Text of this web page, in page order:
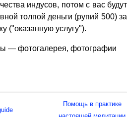
индусов, потом с вас будут
толпой деньги (рупий 500) за
("оказанную услугу").
— фотогалерея, фотографии
Помощь в практике